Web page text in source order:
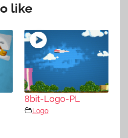
like
8bit-Logo-PL
Logo